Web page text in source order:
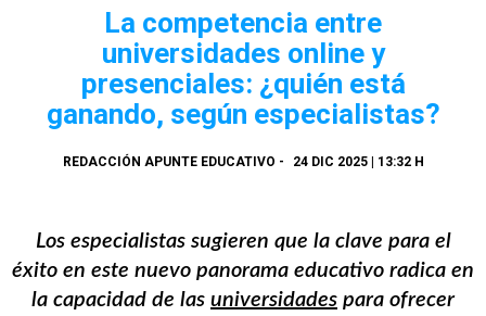
La competencia entre
universidades online y
presenciales: ¿quién está
ganando, según especialistas?
REDACCIÓN APUNTE EDUCATIVO - 24 DIC 2025 | 13:32 H
Los especialistas sugieren que la clave para el
éxito en este nuevo panorama educativo radica en
la capacidad de las universidades para ofrecer